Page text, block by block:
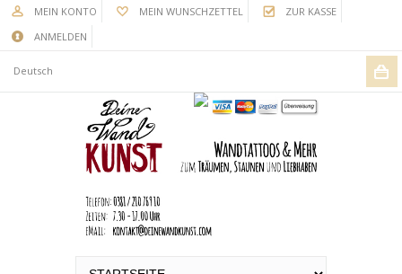
MEIN KONTO MEIN WUNSCHZETTEL
ZUR KASSE
ANMELDEN
Deutsch